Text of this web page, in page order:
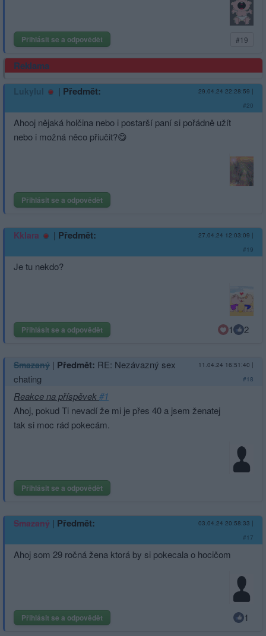
Přihlásit se a odpovědět #19
Reklama
Lukylul | Předmět: 29.04.24 22:28:59 |
#20
Ahooj nějaká holčina nebo i postarší paní si pořádně užít
nebo i možná něco přiučit?😋
Přihlásit se a odpovědět
Kklara | Předmět: 27.04.24 12:03:09 |
#19
Je tu nekdo?
Přihlásit se a odpovědět 1 2
Smazaný | Předmět: RE: Nezávazný sex
chating
11.04.24 16:51:40 |
#18
Reakce na příspěvek#1
Ahoj, pokud Ti nevadí že mi je přes 40 a jsem ženatej
tak si moc rád pokecám.
Přihlásit se a odpovědět
Smazaný | Předmět: 03.04.24 20:58:33 |
#17
Ahoj som 29 ročná žena ktorá by si pokecala o hocičom
Přihlásit se a odpovědět 1